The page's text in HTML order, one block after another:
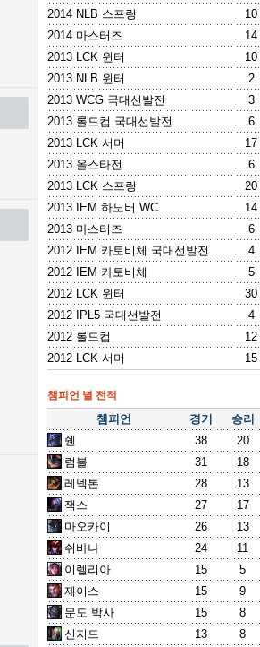
2014 NLB 스프링
10
2014 마스터즈
14
2013 LCK 윈터
10
2013 NLB 윈터
2
2013 WCG 국대선발전
3
2013 롤드컵 국대선발전
6
2013 LCK 서머
17
2013 올스타전
6
2013 LCK 스프링
20
2013 IEM 하노버 WC
14
2013 마스터즈
6
2012 IEM 카토비체 국대선발전
4
2012 IEM 카토비체
5
2012 LCK 윈터
30
2012 IPL5 국대선발전
4
2012 롤드컵
12
2012 LCK 서머
15
챔피언 별 전적
챔피언 경기
승리
쉔
38
20
럼블
31
18
레넥톤
28
13
잭스
27
17
마오카이
26
13
쉬바나
24
11
이렐리아
15
5
제이스
15
9
문도 박사
15
8
신지드
13
8